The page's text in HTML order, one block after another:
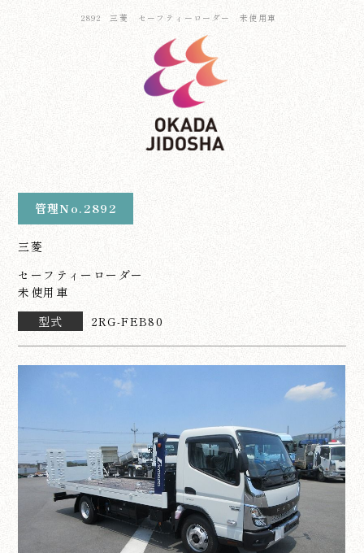
2892 三菱 セーフティーローダー 未使用車
管理No.2892
三菱
セーフティーローダー
未使用車
型式
2RG-FEB80